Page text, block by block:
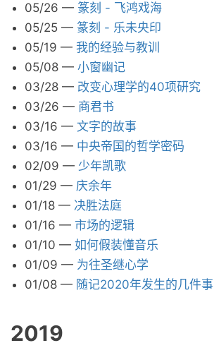
05/26 — 篆刻 - 飞鸿戏海
05/25 — 篆刻 - 乐未央印
05/19 — 我的经验与教训
05/08 — 小窗幽记
03/28 — 改变心理学的40项研究
03/26 — 商君书
03/16 — 文字的故事
03/16 — 中央帝国的哲学密码
02/09 — 少年凯歌
01/29 — 庆余年
01/18 — 决胜法庭
01/16 — 市场的逻辑
01/10 — 如何假装懂音乐
01/09 — 为往圣继心学
01/08 — 随记2020年发生的几件事
2019